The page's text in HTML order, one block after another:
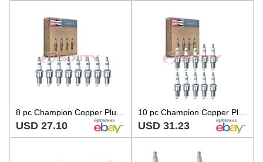
USD 27.10 USD 31.23